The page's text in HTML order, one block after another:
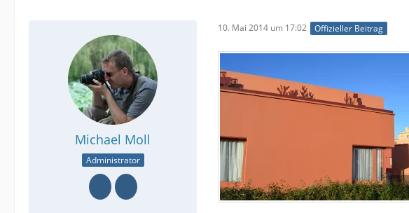
Michael Moll
Administrator
10. Mai 2014 um 17:02 Offizieller Beitrag